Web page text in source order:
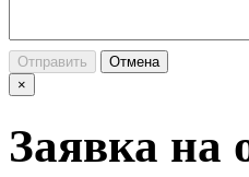
Отправить
Отмена
×
Заявка на